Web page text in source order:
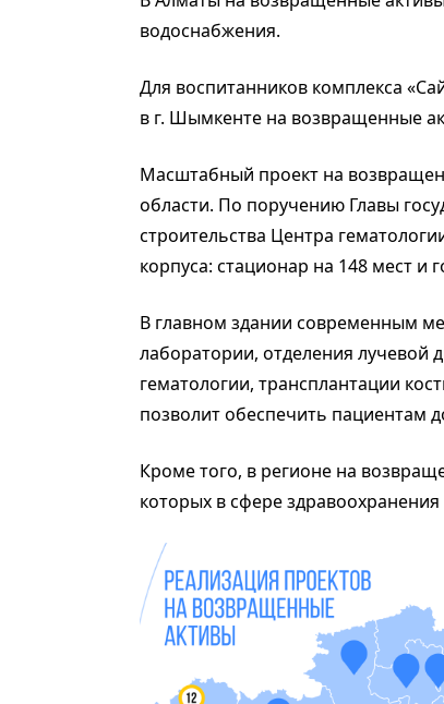
водоснабжения.
Для воспитанников комплекса
в г. Шымкенте на возвращенные
Масштабный проект на
области. По поручению Главы
строительства Центра
корпуса: стационар на 148 мест и
В главном здании современным
лаборатории, отделения лучевой
гематологии, трансплантации
позволит обеспечить пациентам
Кроме того, в регионе на
которых в сфере